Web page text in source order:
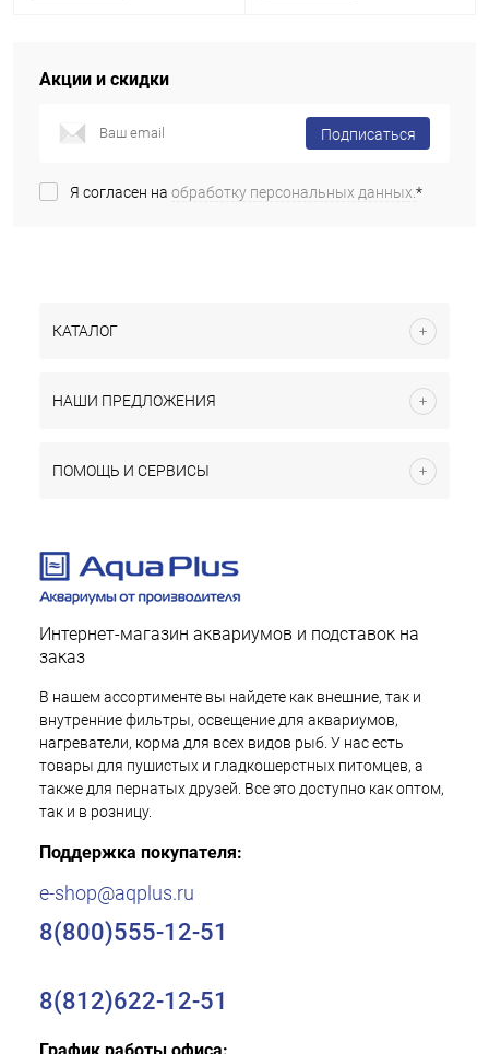
Акции и скидки
Подписаться
Я согласен на обработку персональных данных.*
КАТАЛОГ
НАШИ ПРЕДЛОЖЕНИЯ
ПОМОЩЬ И СЕРВИСЫ
Интернет-магазин аквариумов и подставок на
заказ
В нашем ассортименте вы найдете как внешние, так и
внутренние фильтры, освещение для аквариумов,
нагреватели, корма для всех видов рыб. У нас есть
товары для пушистых и гладкошерстных питомцев, а
также для пернатых друзей. Все это доступно как оптом,
так и в розницу.
Поддержка покупателя:
e-shop@aqplus.ru
8(800)555-12-51
8(812)622-12-51